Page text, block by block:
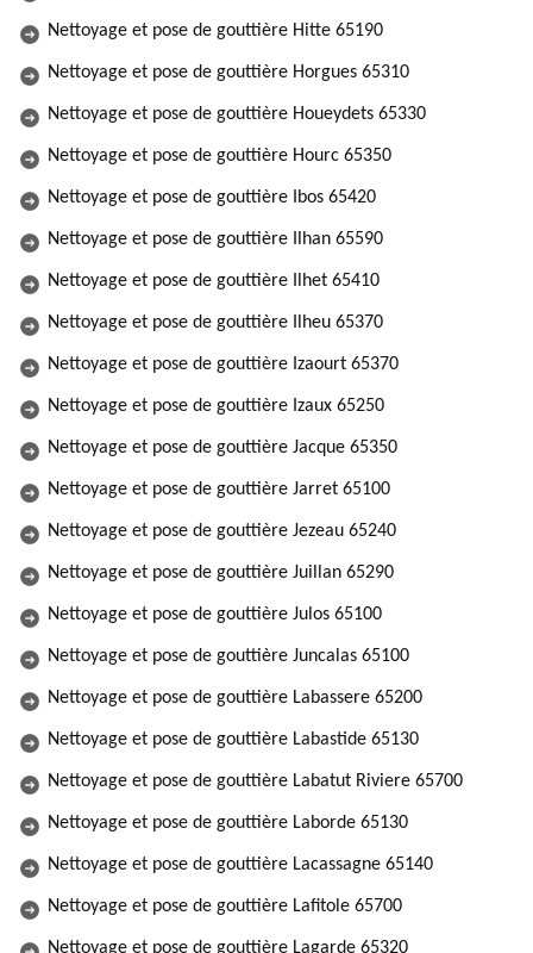
Nettoyage et pose de gouttière Hitte 65190
Nettoyage et pose de gouttière Horgues 65310
Nettoyage et pose de gouttière Houeydets 65330
Nettoyage et pose de gouttière Hourc 65350
Nettoyage et pose de gouttière Ibos 65420
Nettoyage et pose de gouttière Ilhan 65590
Nettoyage et pose de gouttière Ilhet 65410
Nettoyage et pose de gouttière Ilheu 65370
Nettoyage et pose de gouttière Izaourt 65370
Nettoyage et pose de gouttière Izaux 65250
Nettoyage et pose de gouttière Jacque 65350
Nettoyage et pose de gouttière Jarret 65100
Nettoyage et pose de gouttière Jezeau 65240
Nettoyage et pose de gouttière Juillan 65290
Nettoyage et pose de gouttière Julos 65100
Nettoyage et pose de gouttière Juncalas 65100
Nettoyage et pose de gouttière Labassere 65200
Nettoyage et pose de gouttière Labastide 65130
Nettoyage et pose de gouttière Labatut Riviere 65700
Nettoyage et pose de gouttière Laborde 65130
Nettoyage et pose de gouttière Lacassagne 65140
Nettoyage et pose de gouttière Lafitole 65700
Nettoyage et pose de gouttière Lagarde 65320